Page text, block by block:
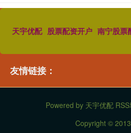
天宇优配 股票配资开户 南宁股票
友情链接：
Powered by 天宇优配
Copyright ©